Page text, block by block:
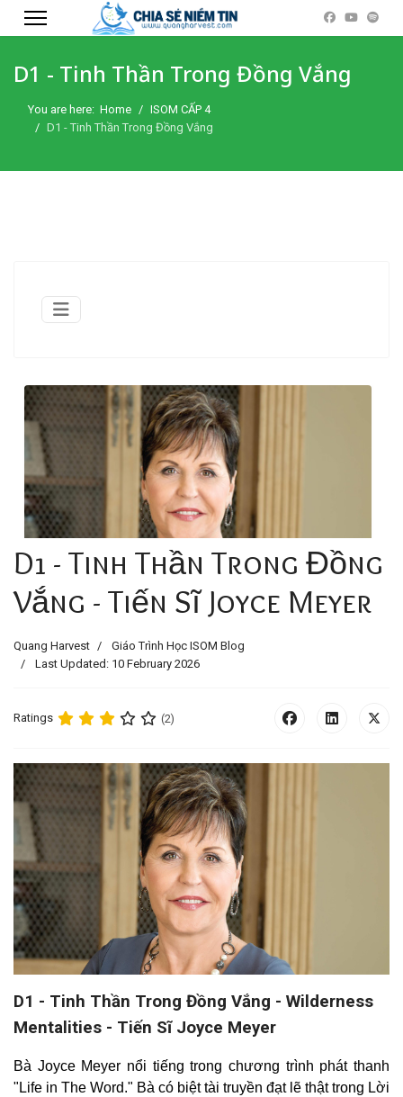
D1 - Tinh Thần Trong Đồng Vắng
You are here: Home
ISOM CẤP 4
D1 - Tinh Thần Trong Đồng Vắng
D1 - Tinh Thần Trong Đồng
Vắng - Tiến Sĩ Joyce Meyer
Quang Harvest
Giáo Trình Học ISOM Blog
Last Updated: 10 February 2026
Ratings (2)
D1 - Tinh Thần Trong Đồng Vắng - Wilderness
Mentalities - Tiến Sĩ Joyce Meyer
Bà Joyce Meyer nổi tiếng trong chương trình phát thanh
"Life in The Word." Bà có biệt tài truyền đạt lẽ thật trong Lời